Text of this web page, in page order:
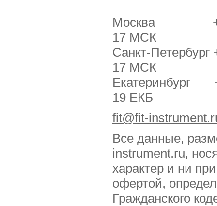
Москва +7
17 МСК
Санкт-
17 МСК
Екатеринбург
19 ЕКБ
fit@fit-
Все данные,
instrument.ru,
характер и ни
офертой,
Гражданского